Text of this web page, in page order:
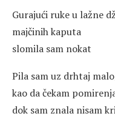
Gurajući ruke u lažne
majčinih kaputa
slomila sam nokat
Pila sam uz drhtaj
kao da čekam
dok sam znala nisam